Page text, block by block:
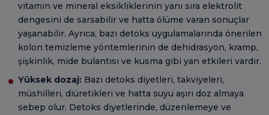
vitamin ve mineral eksikliklerinin yanı sıra elektrolit
dengesini de sarsabilir ve hatta ölüme varan sonuçlar
yaşanabilir. Ayrıca, bazı detoks uygulamalarında önerilen
kolon temizleme yöntemlerinin de dehidrasyon, kramp,
şişkinlik, mide bulantısı ve kusma gibi yan etkileri vardır.
Yüksek dozaj: Bazı detoks diyetleri, takviyeleri,
müshilleri, diüretikleri ve hatta suyu aşırı doz almaya
sebep olur. Detoks diyetlerinde, düzenlemeye ve